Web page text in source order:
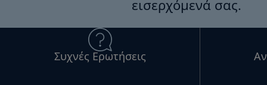
εισερχόμενά σας.
Συχνές Ερωτήσεις